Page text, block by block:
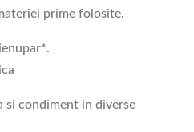
prime folosite.
si condiment in diverse